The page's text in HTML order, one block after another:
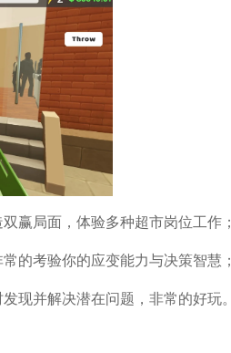
赢局面，体验多种超市岗位工作；
的考验你的应变能力与决策智慧；
现并解决潜在问题，非常的好玩。